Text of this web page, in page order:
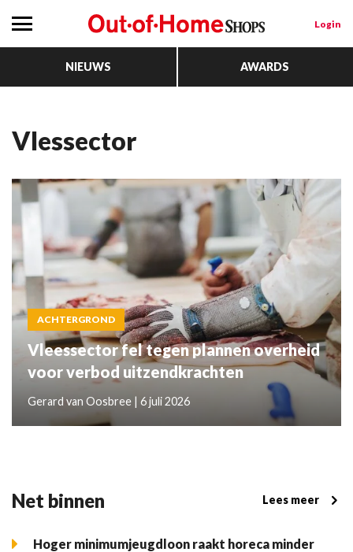
Login
NIEUWS AWARDS
vlessector
ACHTERGROND
Vleessector fel tegen plannen overheid
voor verbod uitzendkrachten
Gerard van Oosbree | 6 juli 2026
Net binnen Lees meer
Hoger minimumjeugdloon raakt horeca minder